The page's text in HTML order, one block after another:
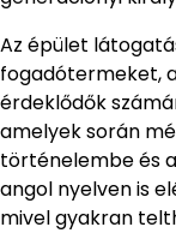
Az épület
fogadótermeket,
érdeklődők
amelyek során
történelembe és
angol nyelven is
mivel gyakran